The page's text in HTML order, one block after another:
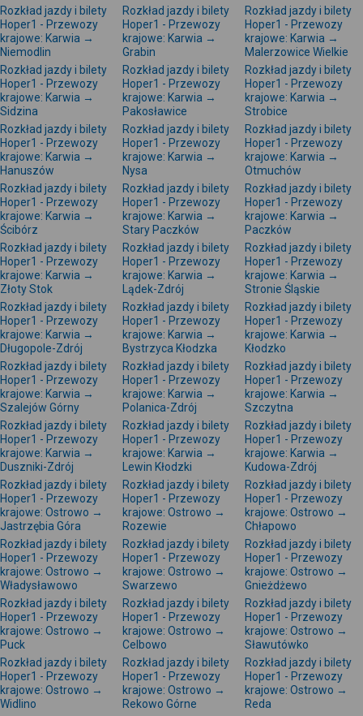
Rozkład jazdy i bilety
Hoper1 - Przewozy
krajowe: Karwia →
Niemodlin
Rozkład jazdy i bilety
Hoper1 - Przewozy
krajowe: Karwia →
Grabin
Rozkład jazdy i bilety
Hoper1 - Przewozy
krajowe: Karwia →
Malerzowice Wielkie
Rozkład jazdy i bilety
Hoper1 - Przewozy
krajowe: Karwia →
Sidzina
Rozkład jazdy i bilety
Hoper1 - Przewozy
krajowe: Karwia →
Pakosławice
Rozkład jazdy i bilety
Hoper1 - Przewozy
krajowe: Karwia →
Strobice
Rozkład jazdy i bilety
Hoper1 - Przewozy
krajowe: Karwia →
Hanuszów
Rozkład jazdy i bilety
Hoper1 - Przewozy
krajowe: Karwia →
Nysa
Rozkład jazdy i bilety
Hoper1 - Przewozy
krajowe: Karwia →
Otmuchów
Rozkład jazdy i bilety
Hoper1 - Przewozy
krajowe: Karwia →
Ścibórz
Rozkład jazdy i bilety
Hoper1 - Przewozy
krajowe: Karwia →
Stary Paczków
Rozkład jazdy i bilety
Hoper1 - Przewozy
krajowe: Karwia →
Paczków
Rozkład jazdy i bilety
Hoper1 - Przewozy
krajowe: Karwia →
Złoty Stok
Rozkład jazdy i bilety
Hoper1 - Przewozy
krajowe: Karwia →
Lądek-Zdrój
Rozkład jazdy i bilety
Hoper1 - Przewozy
krajowe: Karwia →
Stronie Śląskie
Rozkład jazdy i bilety
Hoper1 - Przewozy
krajowe: Karwia →
Długopole-Zdrój
Rozkład jazdy i bilety
Hoper1 - Przewozy
krajowe: Karwia →
Bystrzyca Kłodzka
Rozkład jazdy i bilety
Hoper1 - Przewozy
krajowe: Karwia →
Kłodzko
Rozkład jazdy i bilety
Hoper1 - Przewozy
krajowe: Karwia →
Szalejów Górny
Rozkład jazdy i bilety
Hoper1 - Przewozy
krajowe: Karwia →
Polanica-Zdrój
Rozkład jazdy i bilety
Hoper1 - Przewozy
krajowe: Karwia →
Szczytna
Rozkład jazdy i bilety
Hoper1 - Przewozy
krajowe: Karwia →
Duszniki-Zdrój
Rozkład jazdy i bilety
Hoper1 - Przewozy
krajowe: Karwia →
Lewin Kłodzki
Rozkład jazdy i bilety
Hoper1 - Przewozy
krajowe: Karwia →
Kudowa-Zdrój
Rozkład jazdy i bilety
Hoper1 - Przewozy
krajowe: Ostrowo →
Jastrzębia Góra
Rozkład jazdy i bilety
Hoper1 - Przewozy
krajowe: Ostrowo →
Rozewie
Rozkład jazdy i bilety
Hoper1 - Przewozy
krajowe: Ostrowo →
Chłapowo
Rozkład jazdy i bilety
Hoper1 - Przewozy
krajowe: Ostrowo →
Władysławowo
Rozkład jazdy i bilety
Hoper1 - Przewozy
krajowe: Ostrowo →
Swarzewo
Rozkład jazdy i bilety
Hoper1 - Przewozy
krajowe: Ostrowo →
Gnieżdżewo
Rozkład jazdy i bilety
Hoper1 - Przewozy
krajowe: Ostrowo →
Puck
Rozkład jazdy i bilety
Hoper1 - Przewozy
krajowe: Ostrowo →
Celbowo
Rozkład jazdy i bilety
Hoper1 - Przewozy
krajowe: Ostrowo →
Sławutówko
Rozkład jazdy i bilety
Hoper1 - Przewozy
krajowe: Ostrowo →
Widlino
Rozkład jazdy i bilety
Hoper1 - Przewozy
krajowe: Ostrowo →
Rekowo Górne
Rozkład jazdy i bilety
Hoper1 - Przewozy
krajowe: Ostrowo →
Reda